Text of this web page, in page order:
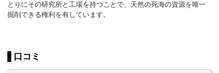
とりにその研究所と工場を持つことで、天然の死海の資源を唯一
掘削できる権利を有しています。
口コミ